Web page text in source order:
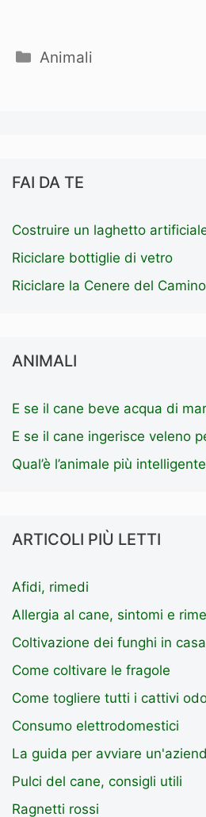
Categorie
Animali
FAI DA TE
Costruire un laghetto
Riciclare bottiglie di vetro
Riciclare la Cenere del Camino
ANIMALI
E se il cane beve acqua di
E se il cane ingerisce veleno
Qual’è l’animale più
ARTICOLI PIÙ LETTI
Afidi, rimedi
Allergia al cane, sintomi e
Coltivazione dei funghi in
Come coltivare le fragole
Come togliere tutti i cattivi
Consumo elettrodomestici
La guida per avviare
Pulci del cane, consigli utili
Ragnetti rossi